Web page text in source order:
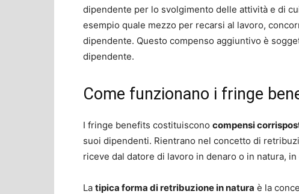
dipendente per lo svolgimento delle attività e di
esempio quale mezzo per recarsi al lavoro,
dipendente. Questo compenso aggiuntivo è
dipendente.
Come funzionano i fringe
I fringe benefits costituiscono compensi
suoi dipendenti. Rientrano nel concetto di
riceve dal datore di lavoro in denaro o in natura,
La tipica forma di retribuzione in natura è la